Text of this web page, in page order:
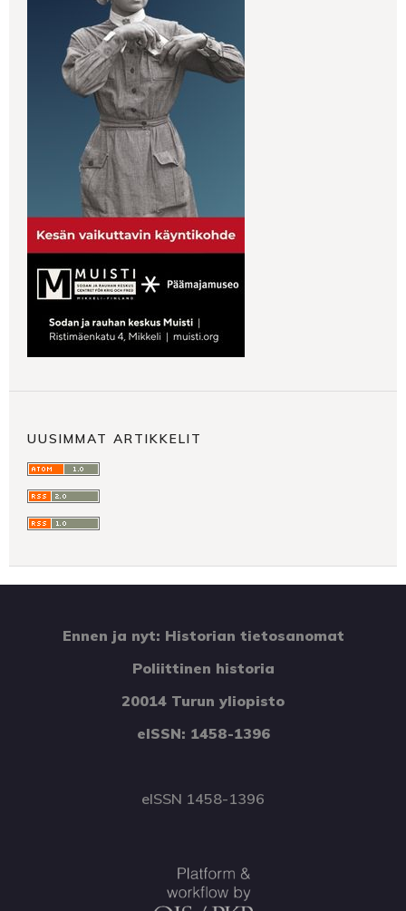
UUSIMMAT ARTIKKELIT
Ennen ja nyt: Historian tietosanomat
Poliittinen historia
20014 Turun yliopisto
eISSN: 1458-1396
eISSN 1458-1396